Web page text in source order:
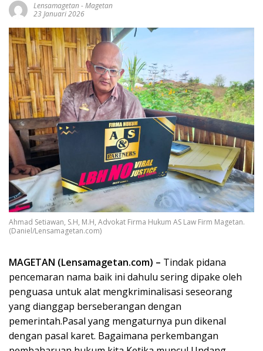
Lensamagetan-Magetan
23 Januari 2026
Ahmad Setiawan, S.H, M.H, Advokat Firma Hukum AS Law Firm Magetan.
(Daniel/Lensamagetan.com)
MAGETAN (Lensamagetan.com) – Tindak pidana
pencemaran nama baik ini dahulu sering dipake oleh
penguasa untuk alat mengkriminalisasi seseorang
yang dianggap berseberangan dengan
pemerintah.Pasal yang mengaturnya pun dikenal
dengan pasal karet. Bagaimana perkembangan